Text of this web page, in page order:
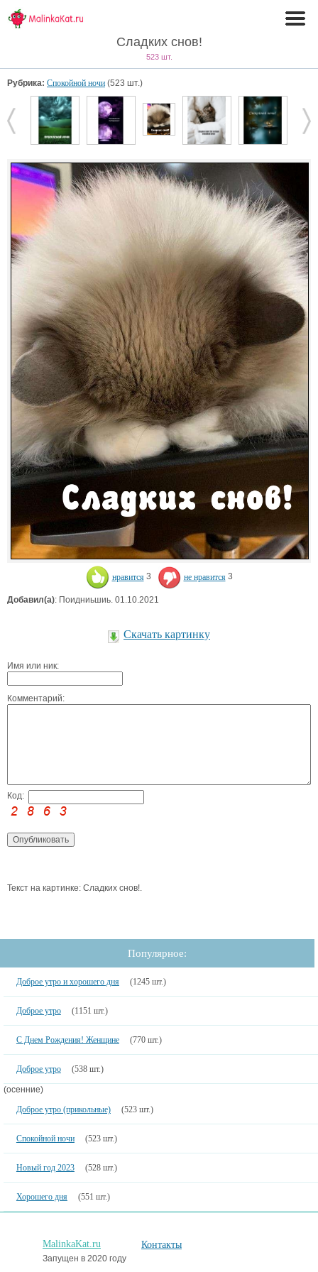
Сладких снов!
523 шт.
Рубрика: Спокойной ночи (523 шт.)
нравится 3 не нравится 3
Добавил(а): Поидниьшиь. 01.10.2021
Скачать картинку
Имя или ник:
Комментарий:
Код:
Текст на картинке: Сладких снов!.
Популярное:
Доброе утро и хорошего дня (1245 шт.)
Доброе утро (1151 шт.)
С Днем Рождения! Женщине (770 шт.)
Доброе утро (538 шт.)
(осенние)
Доброе утро (прикольные)
(523 шт.)
Спокойной ночи (523 шт.)
Новый год 2023 (528 шт.)
Хорошего дня (551 шт.)
MalinkaKat.ru
Запущен в 2020 году
Контакты